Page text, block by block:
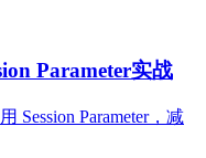
Parameter实战
Session Parameter，减